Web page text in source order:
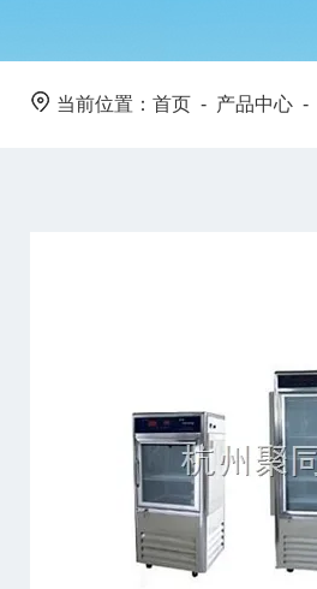
当前位置： 首页 - 产品中心 -